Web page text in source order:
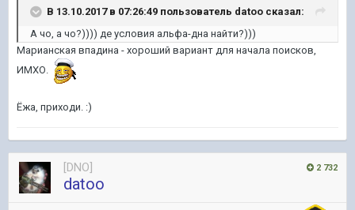
В 13.10.2017 в 07:26:49 пользователь datoo сказал:
А чо, а чо?)))) де условия альфа-дна найти?)))
Марианская впадина - хороший вариант для начала поисков,
ИМХО.
Ёжа, приходи. :)
2 732
[DNO]
datoo